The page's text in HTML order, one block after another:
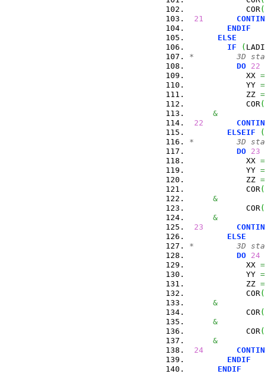
            COR
(
21
ENDIF
ELSE
IF
(
*         3D
DO 22
            XX
=
            YY
=
            ZZ
=
            COR
(
&
22
ELSEIF
(
*         3D
DO 23
            XX
=
            YY
=
            ZZ
=
            COR
(
&
            COR
(
&
23
ELSE
*         3D
DO 24
            XX
=
            YY
=
            ZZ
=
            COR
(
&
            COR
(
&
            COR
(
&
24
ENDIF
ENDIF